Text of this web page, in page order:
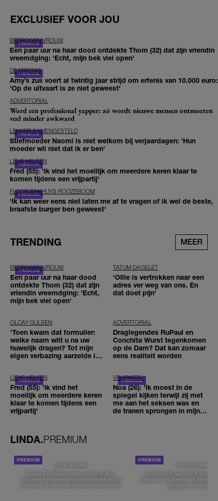
EXCLUSIEF VOOR JOU
BEDROGEN VROUW
Een paar uur na haar dood ontdekte Thom (32) dat zijn vriendin
vreemdging: 'Echt, mijn bek viel open'
DE ERFENIS
Amy’s zus voert al twintig jaar strijd om erfenis van 10.000 euro:
'Op de uitvaart is ze niet geweest'
ADVERTORIAL
Word een professional yapper: zó wordt nieuwe mensen ontmoeten
veel minder awkward
LEKKER SAMENGESTELD
Stiefmoeder Naomi is niet welkom bij verjaardagen: 'Hun
moeder wil niet dat ik er ben'
LIEVE HELEEN
Fred (55): 'Ik vind het moeilijk om meerdere keren klaar te
komen tijdens een vrijpartij'
FLOOR BAKHUYS ROOZEBOOM
'Ik kan weer eens niet laten me af te vragen of ik wel de beste,
braafste burger ben geweest'
TRENDING MEER
BEDROGEN VROUW
Een paar uur na haar dood
ontdekte Thom (32) dat zijn
vriendin vreemdging: 'Echt,
mijn bek viel open'
TATUM DAGELET
'Ollie is vertrokken naar een
adres ver weg van ons. En
dat doet pijn’
OLCAY GULSEN
'Toen kwam dat formulier:
welke naam wilt u na uw
huwelijk dragen? Tot mijn
eigen verbazing aarzelde ik
ADVERTORIAL
Draglegendes RuPaul en
Conchita Wurst tegenkomen
op de Dam? Dat kan zomaar
eens realiteit worden
LIEVE HELEEN
Fred (55): 'Ik vind het
moeilijk om meerdere keren
klaar te komen tijdens een
vrijpartij'
VRIJPARTIJ
Noa (26): 'Ik moest in de
spiegel kijken terwijl zij met
me aan het seksen was en
de tranen sprongen in mijn
LINDA.PREMIUM
DE STAD VAN
Elske DeWall over Leeuwarden,
muziek en haar favoriete plekken in
de stad: 'Een stad die voelt als thuis'
DE STAD VAN
Isabelle Boer deelt haar
plekken in Zwolle: 'Deze
graag verborgen'